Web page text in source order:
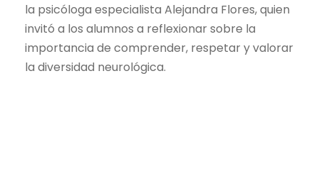
la psicóloga especialista Alejandra Flores, quien
invitó a los alumnos a reflexionar sobre la
importancia de comprender, respetar y valorar
la diversidad neurológica.